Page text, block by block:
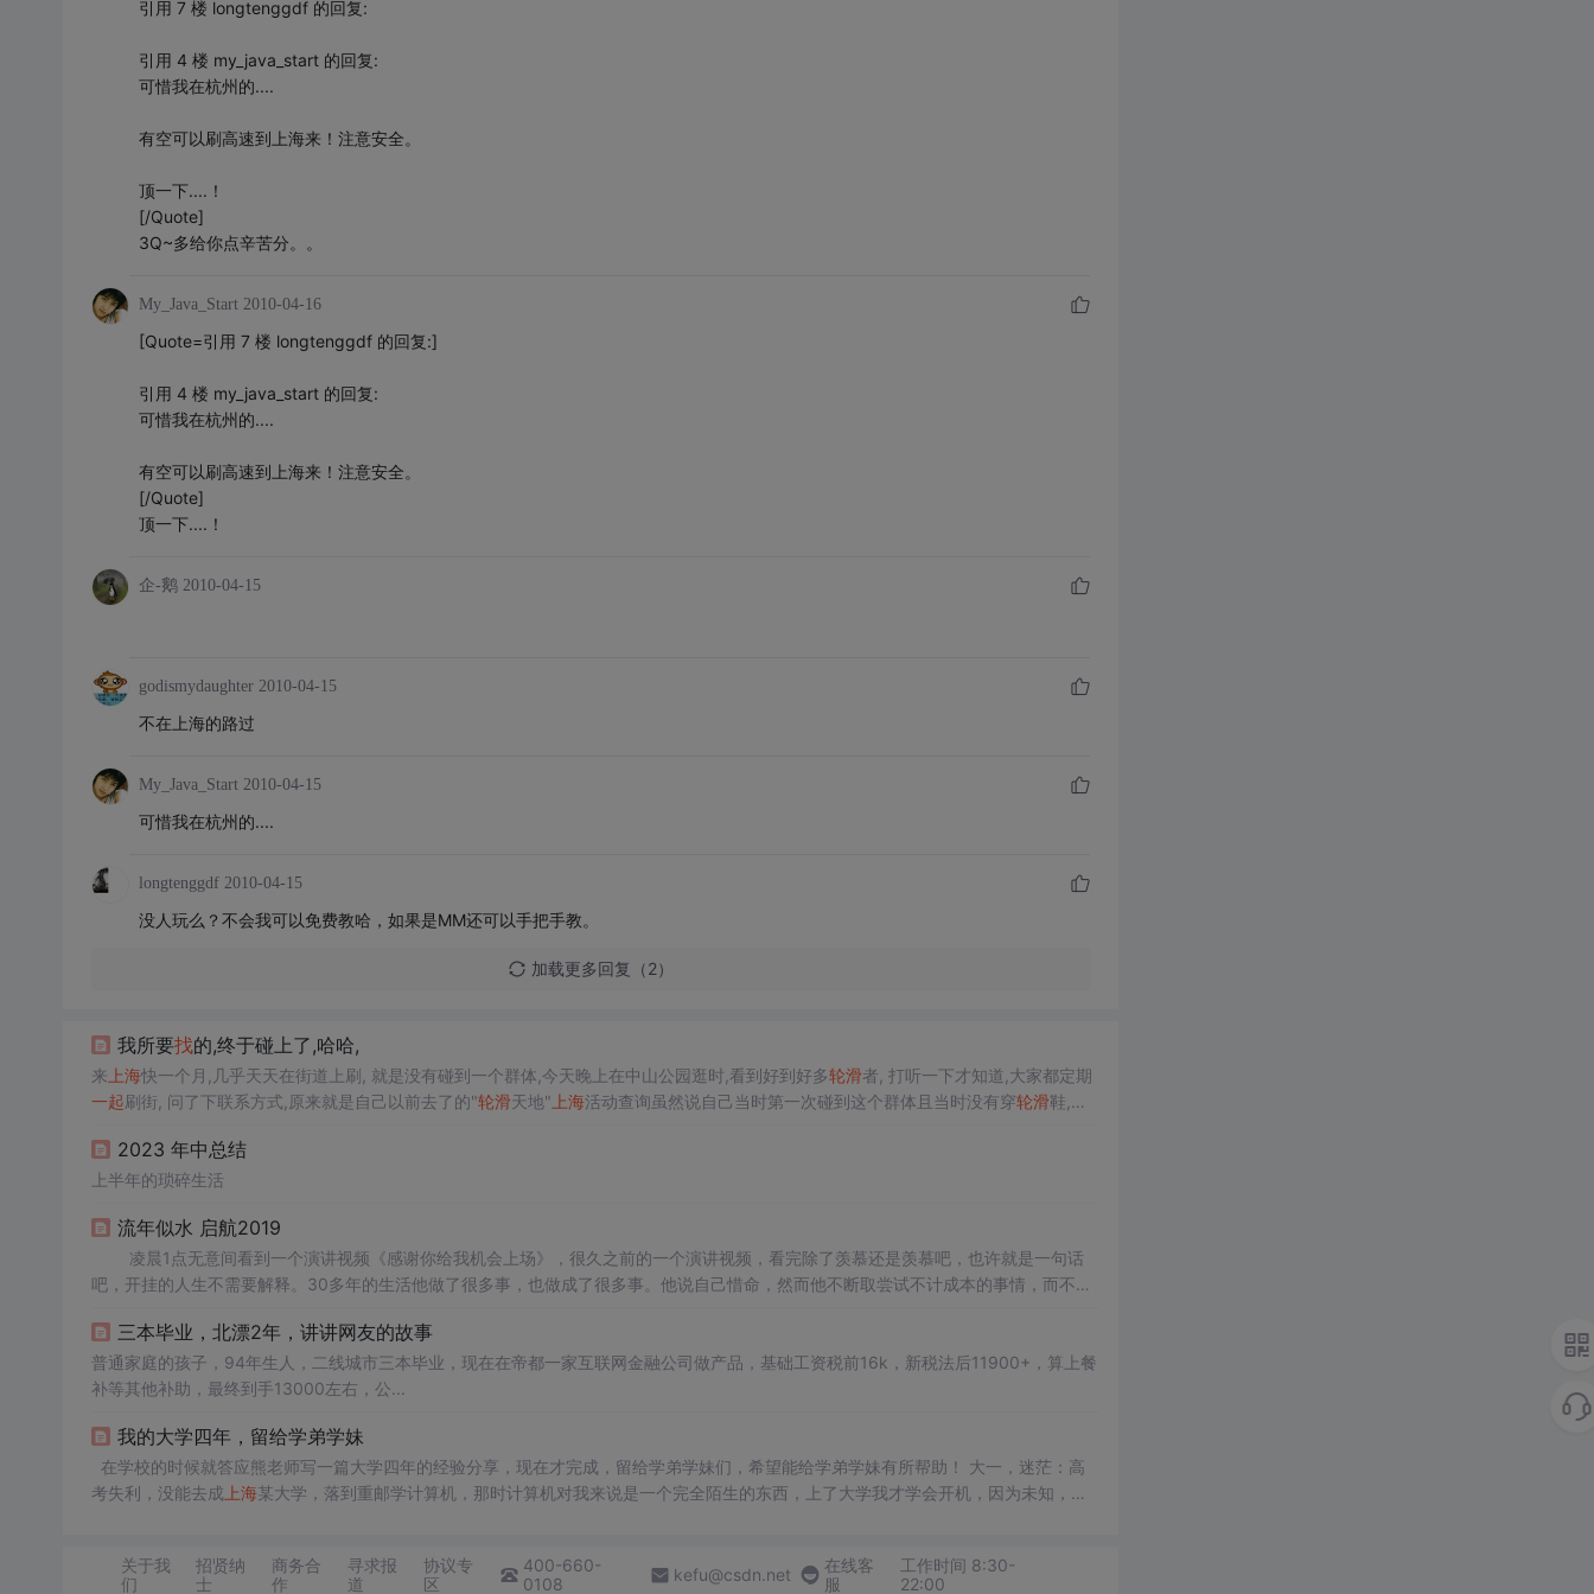
引用 7 楼 longtenggdf 的回复:
引用 4 楼 my_java_start 的回复:
可惜我在杭州的....
有空可以刷高速到上海来！注意安全。
顶一下....！
[/Quote]
3Q~多给你点辛苦分。。
My_Java_Start 2010-04-16
[Quote=引用 7 楼 longtenggdf 的回复:]
引用 4 楼 my_java_start 的回复:
可惜我在杭州的....
有空可以刷高速到上海来！注意安全。
[/Quote]
顶一下....！
企-鹅 2010-04-15
godismydaughter 2010-04-15
不在上海的路过
My_Java_Start 2010-04-15
可惜我在杭州的....
longtenggdf 2010-04-15
没人玩么？不会我可以免费教哈，如果是MM还可以手把手教。
加载更多回复（2）
我所要找的,终于碰上了,哈哈,
来 上海快一个月,几乎天天在街道上刷, 就是没有碰到一个群体,今天晚上在中山公园逛时,看到好到好多轮滑者, 打听一下才知道,大家都定期
一起刷街, 问了下联系方式,原来就是自己以前去了的"轮滑天地" 上海活动查询虽然说自己当时第一次碰到这个群体且当时没有穿轮滑鞋,不
2023 年中总结
上半年的琐碎生活
流年似水 启航2019
凌晨1点无意间看到一个演讲视频《感谢你给我机会上场》，很久之前的一个演讲视频，看完除了羡慕还是羡慕吧，也许就是一句话
吧，开挂的人生不需要解释。30多年的生活他做了很多事，也做成了很多事。他说自己惜命，然而他不断取尝试不计成本的事情，而不是
头，而他要每天都是未知的明天...
三本毕业，北漂2年，讲讲网友的故事
普通家庭的孩子，94年生人，二线城市三本毕业，现在在帝都一家互联网金融公司做产品，基础工资税前16k，新税法后11900+，算上餐
补等其他补助，最终到手13000左右，公...
我的大学四年，留给学弟学妹
考失利，没能去成 上海某大学，落到重邮学计算机，那时计算机对我来说是一个完全陌生的东西，上了大学我才学会开机，因为未知，所
关于我
们
招贤纳
士
商务合
作
寻求报
道
协议专
区
400-660-
0108
kefu@csdn.net
在线客
服
工作时间 8:30-
22:00